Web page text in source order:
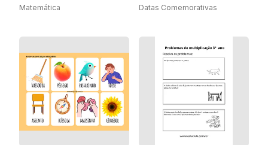
Fundamental
Matemática Datas Comemorativas